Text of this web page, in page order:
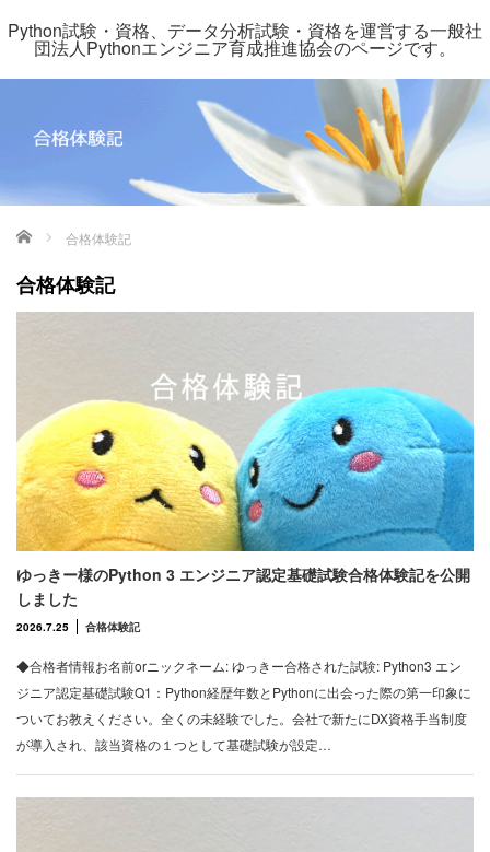
Python試験・資格、データ分析試験・資格を運営する一般社
団法人Pythonエンジニア育成推進協会のページです。
ホーム 合格体験記
合格体験記
ゆっきー様のPython 3 エンジニア認定基礎試験合格体験記を公開
しました
2026.7.25 合格体験記
◆合格者情報お名前orニックネーム: ゆっきー合格された試験: Python3 エン
ジニア認定基礎試験Q1：Python経歴年数とPythonに出会った際の第一印象に
ついてお教えください。全くの未経験でした。会社で新たにDX資格手当制度
が導入され、該当資格の１つとして基礎試験が設定…